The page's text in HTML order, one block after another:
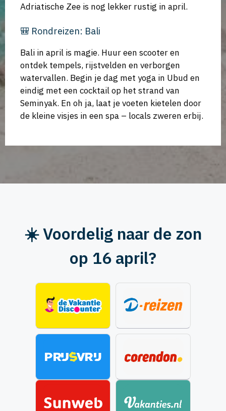
Adriatische Zee is nog lekker rustig in april.
🎒 Rondreizen: Bali
Bali in april is magie. Huur een scooter en
ontdek tempels, rijstvelden en verborgen
watervallen. Begin je dag met yoga in Ubud en
eindig met een cocktail op het strand van
Seminyak. En oh ja, laat je voeten kietelen door
de kleine visjes in een spa – locals zweren erbij.
☀️ Voordelig naar de zon
op 16 april?